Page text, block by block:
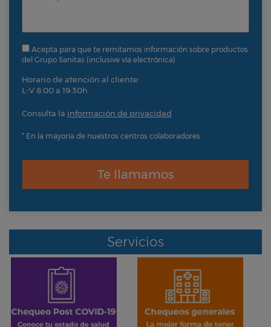
Acepta para que te remitamos información sobre productos
del Grupo Sanitas (inclusive vía electrónica).
Horario de atención al cliente:
L-V 8:00 a 19:30h
Consulta la información de privacidad
* En la mayoría de nuestros centros colaboradores
Te llamamos
Servicios